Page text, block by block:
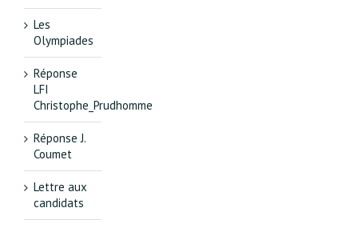
Les
Olympiades
Réponse
LFI
Christophe_Prudhomme
Réponse J.
Coumet
Lettre aux
candidats